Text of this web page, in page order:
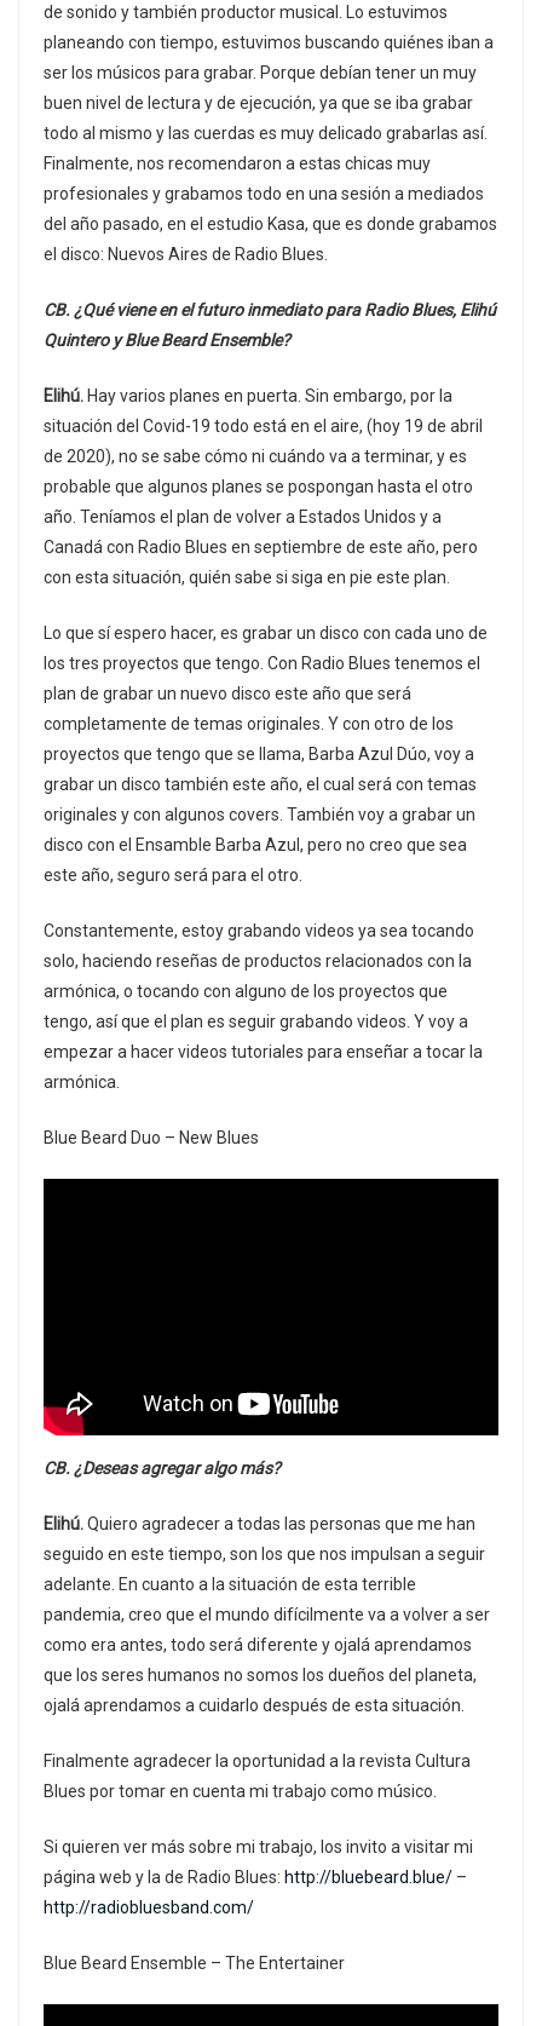
de sonido y también productor musical. Lo estuvimos
planeando con tiempo, estuvimos buscando quiénes iban a
ser los músicos para grabar. Porque debían tener un muy
buen nivel de lectura y de ejecución, ya que se iba grabar
todo al mismo y las cuerdas es muy delicado grabarlas así.
Finalmente, nos recomendaron a estas chicas muy
profesionales y grabamos todo en una sesión a mediados
del año pasado, en el estudio Kasa, que es donde grabamos
el disco: Nuevos Aires de Radio Blues.
CB. ¿Qué viene en el futuro inmediato para Radio Blues, Elihú
Quintero y Blue Beard Ensemble?
Elihú. Hay varios planes en puerta. Sin embargo, por la
situación del Covid-19 todo está en el aire, (hoy 19 de abril
de 2020), no se sabe cómo ni cuándo va a terminar, y es
probable que algunos planes se pospongan hasta el otro
año. Teníamos el plan de volver a Estados Unidos y a
Canadá con Radio Blues en septiembre de este año, pero
con esta situación, quién sabe si siga en pie este plan.
Lo que sí espero hacer, es grabar un disco con cada uno de
los tres proyectos que tengo. Con Radio Blues tenemos el
plan de grabar un nuevo disco este año que será
completamente de temas originales. Y con otro de los
proyectos que tengo que se llama, Barba Azul Dúo, voy a
grabar un disco también este año, el cual será con temas
originales y con algunos covers. También voy a grabar un
disco con el Ensamble Barba Azul, pero no creo que sea
este año, seguro será para el otro.
Constantemente, estoy grabando videos ya sea tocando
solo, haciendo reseñas de productos relacionados con la
armónica, o tocando con alguno de los proyectos que
tengo, así que el plan es seguir grabando videos. Y voy a
empezar a hacer videos tutoriales para enseñar a tocar la
armónica.
Blue Beard Duo – New Blues
CB. ¿Deseas agregar algo más?
Elihú.Quiero agradecer a todas las personas que me han
seguido en este tiempo, son los que nos impulsan a seguir
adelante. En cuanto a la situación de esta terrible
pandemia, creo que el mundo difícilmente va a volver a ser
como era antes, todo será diferente y ojalá aprendamos
que los seres humanos no somos los dueños del planeta,
ojalá aprendamos a cuidarlo después de esta situación.
Finalmente agradecer la oportunidad a la revista Cultura
Blues por tomar en cuenta mi trabajo como músico.
Si quieren ver más sobre mi trabajo, los invito a visitar mi
página web y la de Radio Blues: http://bluebeard.blue/ –
http://radiobluesband.com/
Blue Beard Ensemble – The Entertainer